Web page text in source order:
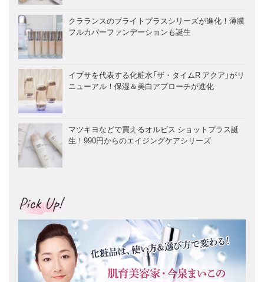
クラランスのブライトプラスシリーズが進化！薄膜
フルカバーファンデーションも誕生
イプサを代表する化粧水「ザ・タイムR アクア」がリ
ニューアル！保湿＆美白アプローチが進化
マツキヨなどで買えるオルビス ショットプラス誕
生！990円からのエイジングケアシリーズ
Pick Up!